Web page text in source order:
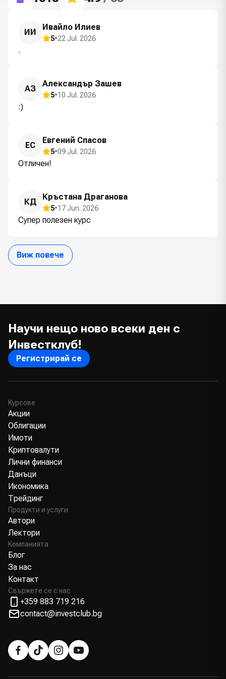
ИИ
Ивайло Илиев
5•22 Jul. 2026
.
АЗ
Александър Зашев
5•10 Jul. 2026
:)
ЕС
Евгений Спасов
5•09 Jul. 2026
Отличен!
КД
Кръстана Драганова
5•17 Jun. 2026
Супер полезен курс
Виж повече
Научи нещо ново всеки ден с
Инвестклуб!
Регистрирай се
Курсове
Акции
Облигации
Имоти
Криптовалути
Лични финанси
Данъци
Икономика
Трейдинг
Продукти и услуги
Автори
Лектори
Компанията
Блог
За нас
Контакт
Свържете се с нас
+359 883 719 216
contact@investclub.bg